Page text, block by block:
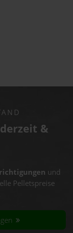
&
und
Pelletspreise